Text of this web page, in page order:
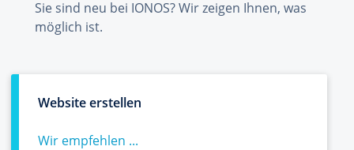
Sie sind neu bei IONOS? Wir zeigen Ihnen, was
möglich ist.
Website erstellen
Wir empfehlen ...